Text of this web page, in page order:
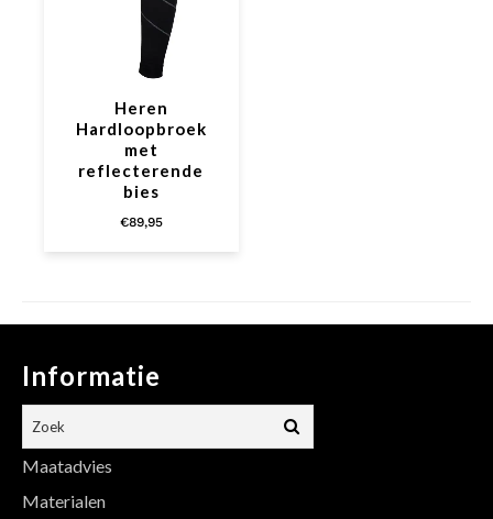
Heren
Hardloopbroek
met
reflecterende
bies
€89,95
Informatie
Maatadvies
Materialen